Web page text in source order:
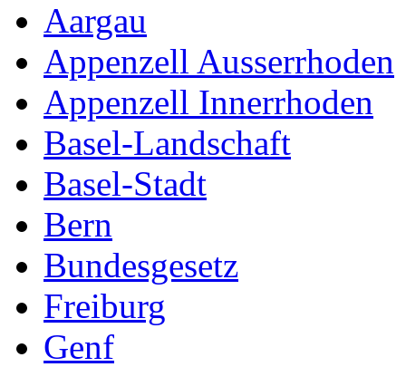
Aargau
Appenzell Ausserrhoden
Appenzell Innerrhoden
Basel-Landschaft
Basel-Stadt
Bern
Bundesgesetz
Freiburg
Genf